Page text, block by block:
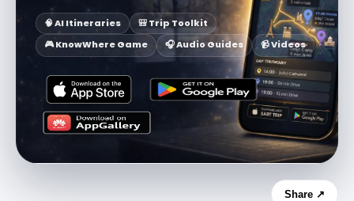
🧠 AI Itineraries
🎒 Trip Toolkit
🎮 KnowWhere Game
🎧 Audio Guides 📹 Videos
Share ↗